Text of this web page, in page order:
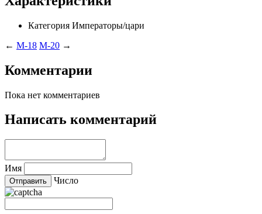
Категория Императоры/цари
← M-18 M-20 →
Комментарии
Пока нет комментариев
Написать комментарий
Имя
Число